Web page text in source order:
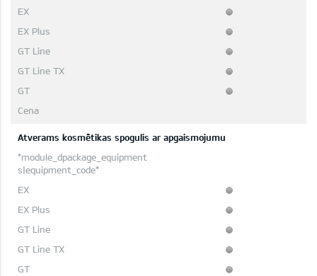
Atverams kosmētikas spogulis ar apgaismojumu